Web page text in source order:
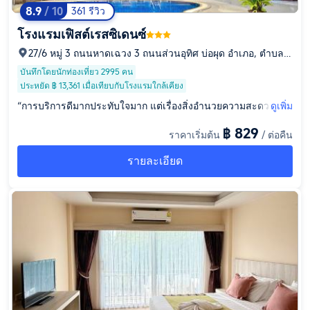
ง ชายหาดสวยงามมาก มีปลาเยอะแยะ ตอนเช้ามีการให้อาหารปล
า ปลาเชื่องมาก บางคนก็มาดำน้ำตื้น ชายหาดสะอาด มีฝักบัวน้ำจืด
2 จุด มีต้นไม้เขียวขจี ร่มรื่น นอนเล่นใต้ต้นไม้ มีนกและกระรอกให้เ
ห็น สร้างความสุขได้ดี ลองเดินเล่นตามชายหาดดู จะได้เห็นวิวสวย
ๆ และมีความสุขมาก ทำเลที่ตั้งโรงแรมดีเยี่ยม สามารถเดินไปห้างเ
ซ็นทรัลได้สบายๆ ใกล้ร้าน 7/11 ร้านผลไม้ แผงลอยขายของพื้นเมือ
ง แค่เดินไปตามถนนประมาณ 500 เมตร เลียบทะเลไปทางเซ็นทรัล
8.9 / 10 361 รีวิว
โรงแรมเฟิสต์เรสซิเดนซ์
27/6 หมู่ 3 ถนนหาดเฉวง 3 ถนนส่วนอุทิศ บ่อผุด อำเภอ, ตำบลบ่
อผุด, จังหวัดสุราษฎร์ธานี, 84320
บันทึกโดยนักท่องเที่ยว 2995 คน
ประหยัด ฿ 13,361 เมื่อเทียบกับโรงแรมใกล้เคียง
“การบริการดีมากประทับใจมาก แต่เรื่องสิ่งอำนวยความสะดวกบอก
บกวนทางที่พักแก้ไขตรงนี้ด้วยจะดีมากคะ แต่รวมๆคือดีมากจะกลับ
ดูเพิ่ม
ราคาเริ่มต้น ฿ 829 / ต่อคืน
รายละเอียด